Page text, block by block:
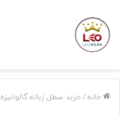
خانه/خرید سطل زباله گالوانیزه 660 لیتری